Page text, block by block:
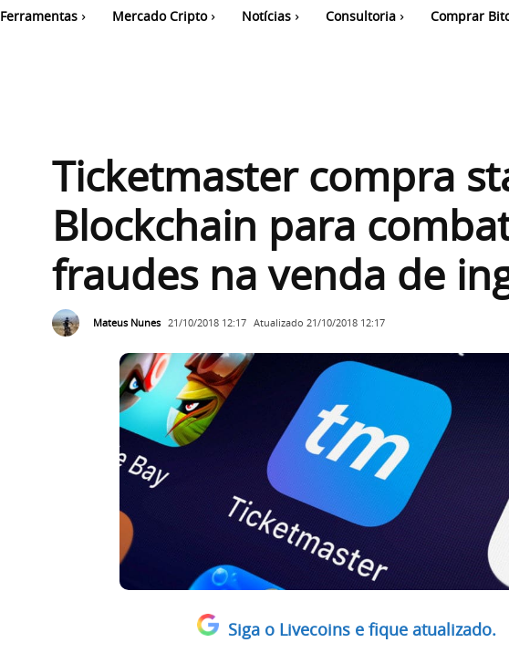
Ferramentas Mercado Cripto Notícias Consultoria Comprar
Ticketmaster compra
Blockchain para
fraudes na venda de
Mateus Nunes 21/10/2018 12:17 Atualizado 21/10/2018 12:17
Siga o Livecoins e fique atualizado.